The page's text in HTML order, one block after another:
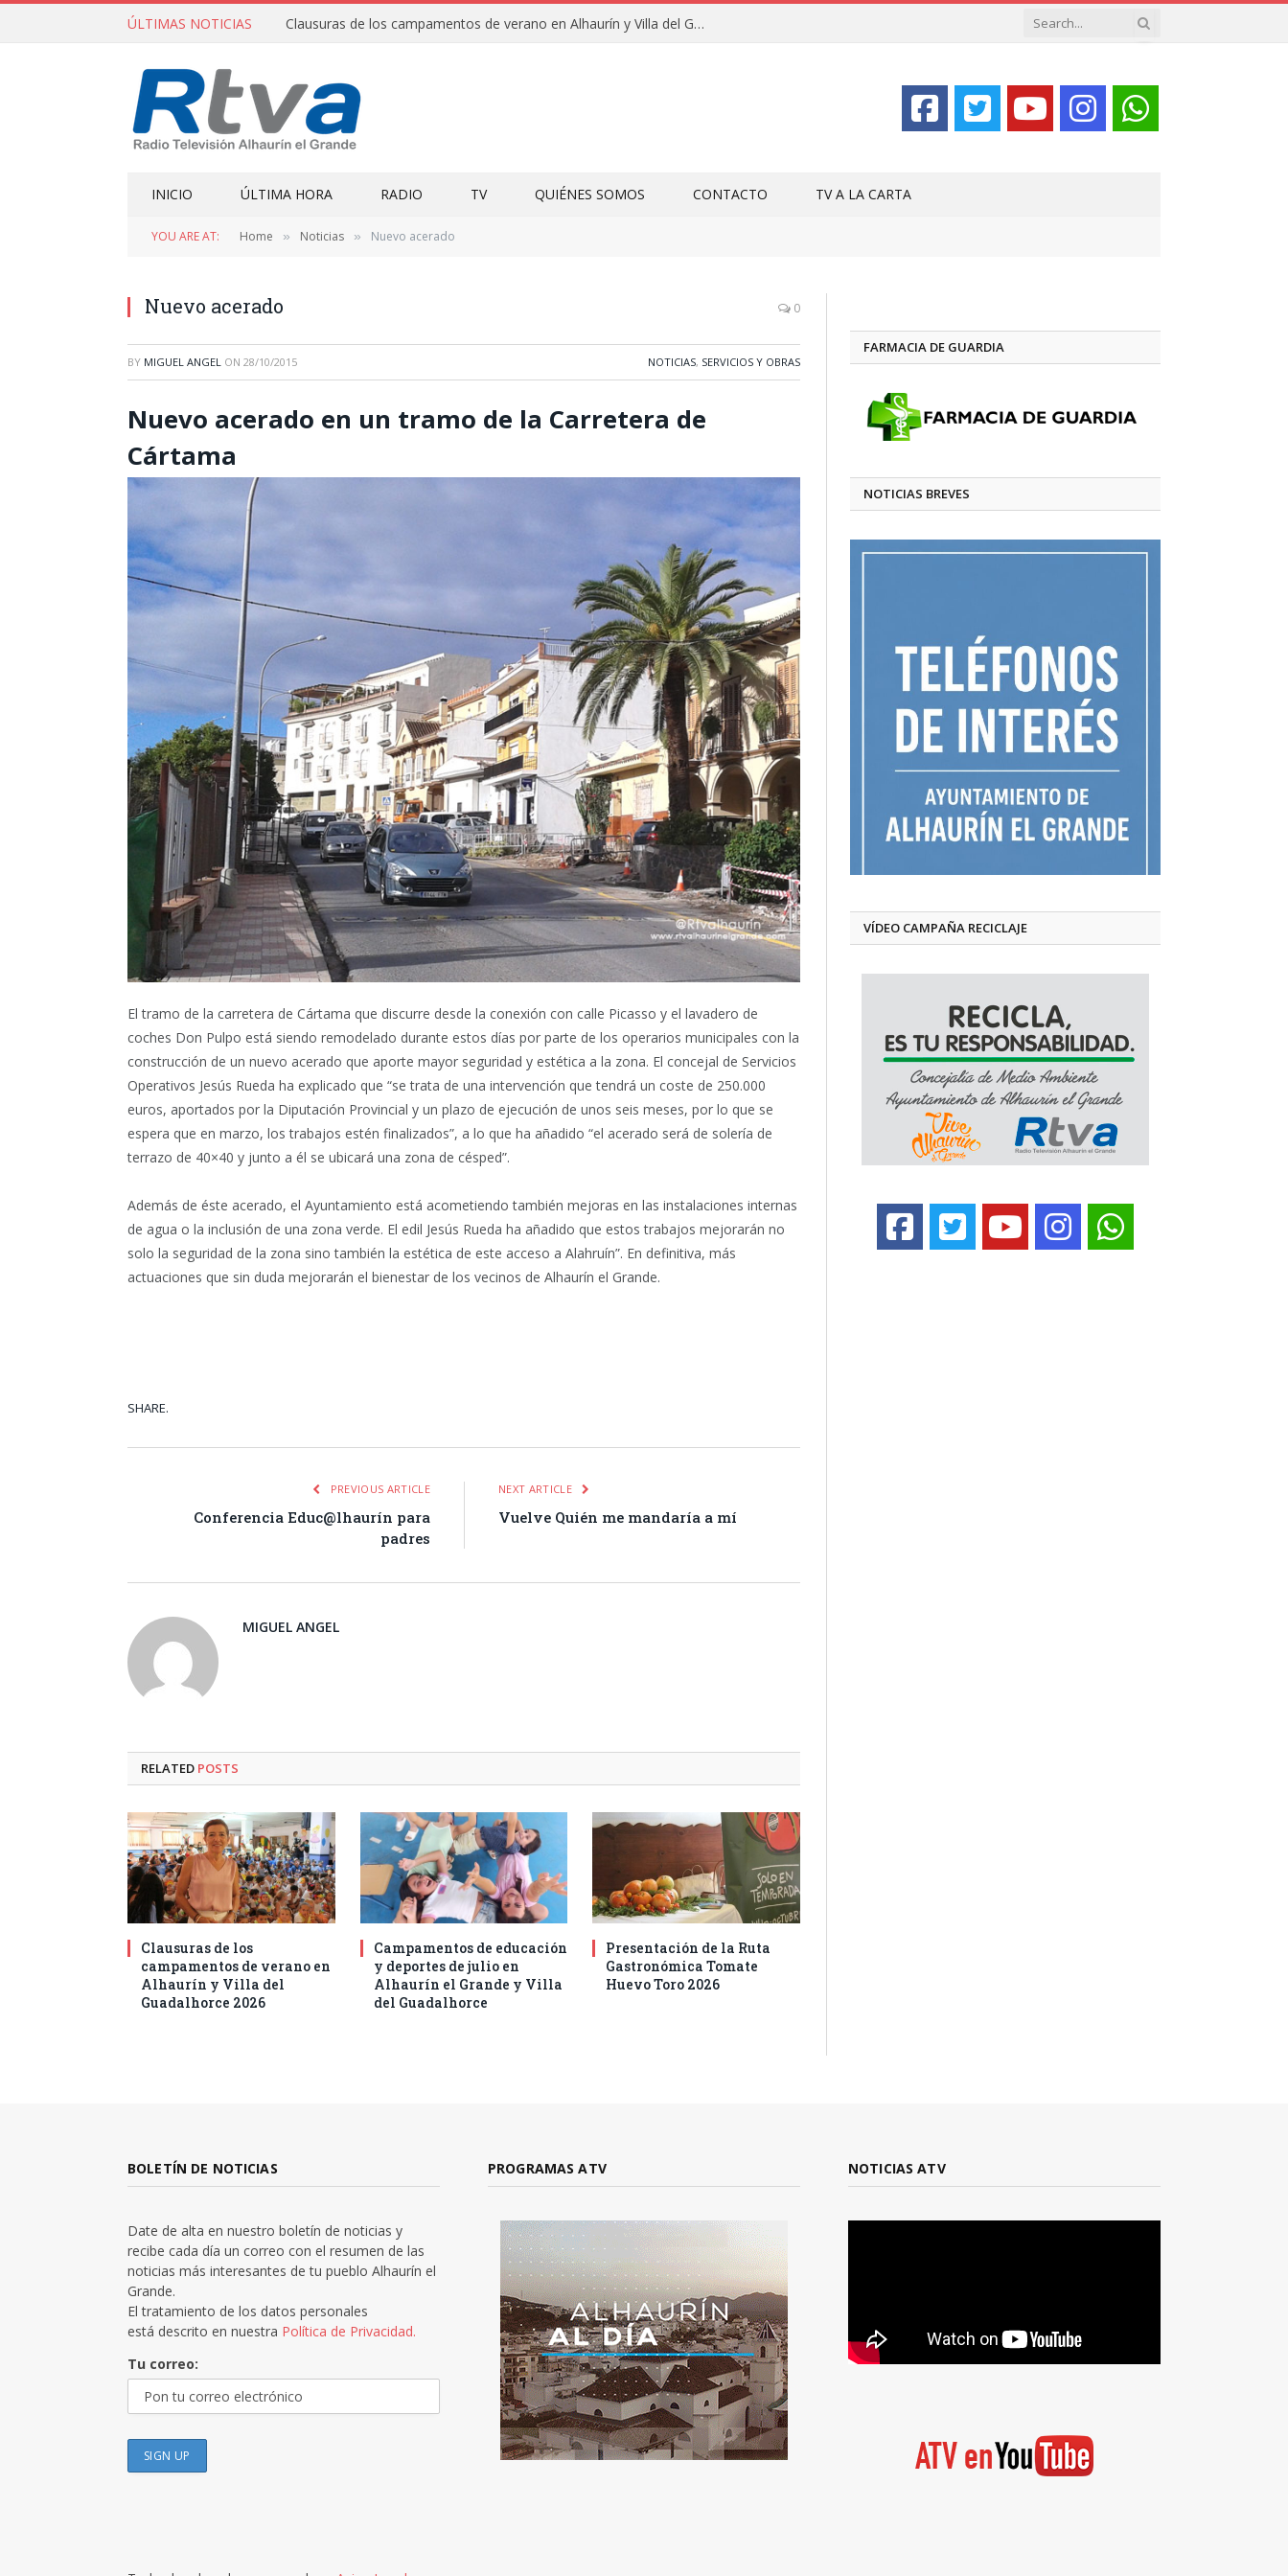
ÚLTIMAS NOTICIAS Clausuras de los campamentos de verano en Alhaurín y Villa del Guadalhorce 2026
INICIO ÚLTIMA HORA RADIO TV QUIÉNES SOMOS CONTACTO TV A LA CARTA
YOU ARE AT: Home » Noticias » Nuevo acerado
Nuevo acerado 0
BY MIGUEL ANGEL ON 28/10/2015 NOTICIAS, SERVICIOS Y OBRAS
Nuevo acerado en un tramo de la Carretera de
Cártama
El tramo de la carretera de Cártama que discurre desde la conexión con calle Picasso y el lavadero de
coches Don Pulpo está siendo remodelado durante estos días por parte de los operarios municipales con la
construcción de un nuevo acerado que aporte mayor seguridad y estética a la zona. El concejal de Servicios
Operativos Jesús Rueda ha explicado que “se trata de una intervención que tendrá un coste de 250.000
euros, aportados por la Diputación Provincial y un plazo de ejecución de unos seis meses, por lo que se
espera que en marzo, los trabajos estén finalizados”, a lo que ha añadido “el acerado será de solería de
terrazo de 40×40 y junto a él se ubicará una zona de césped”.
Además de éste acerado, el Ayuntamiento está acometiendo también mejoras en las instalaciones internas
de agua o la inclusión de una zona verde. El edil Jesús Rueda ha añadido que estos trabajos mejorarán no
solo la seguridad de la zona sino también la estética de este acceso a Alahruín”. En definitiva, más
actuaciones que sin duda mejorarán el bienestar de los vecinos de Alhaurín el Grande.
SHARE.
PREVIOUS ARTICLE
Conferencia Educ@lhaurín para
padres
NEXT ARTICLE
Vuelve Quién me mandaría a mí
MIGUEL ANGEL
RELATED POSTS
Clausuras de los
campamentos de verano en
Alhaurín y Villa del
Guadalhorce 2026
Campamentos de educación
y deportes de julio en
Alhaurín el Grande y Villa
del Guadalhorce
Presentación de la Ruta
Gastronómica Tomate
Huevo Toro 2026
FARMACIA DE GUARDIA
NOTICIAS BREVES
VÍDEO CAMPAÑA RECICLAJE
BOLETÍN DE NOTICIAS
Date de alta en nuestro boletín de noticias y
recibe cada día un correo con el resumen de las
noticias más interesantes de tu pueblo Alhaurín el
Grande.
El tratamiento de los datos personales
está descrito en nuestra Política de Privacidad.
Tu correo:
PROGRAMAS ATV NOTICIAS ATV